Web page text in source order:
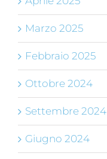
Marzo 2025
Febbraio 2025
Ottobre 2024
Settembre 2024
Giugno 2024